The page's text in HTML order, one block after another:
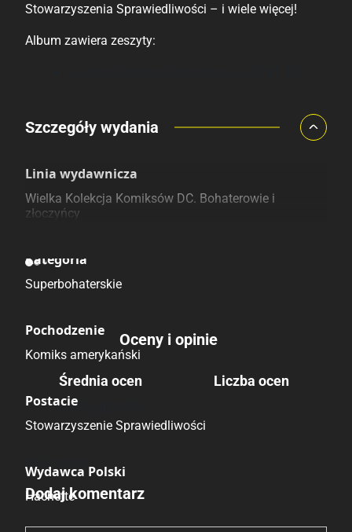
Stowarzyszenia Sprawiedliwości – i wiele więcej!
Album zawiera zeszyty:
Porównaj ceny
Szczegóły wydania
Linia wydawnicza
Wielka Kolekcja Komiksów DC. Bohaterowie i
złoczyńcy
Kategoria
Superbohaterskie
Pochodzenie
Komiks amerykański
Postacie
Stowarzyszenie Sprawiedliwości
Wydawca Polski
Hachette
Oceny i opinie
Średnia ocen
Brak głosów
Liczba ocen
Dodaj komentarz